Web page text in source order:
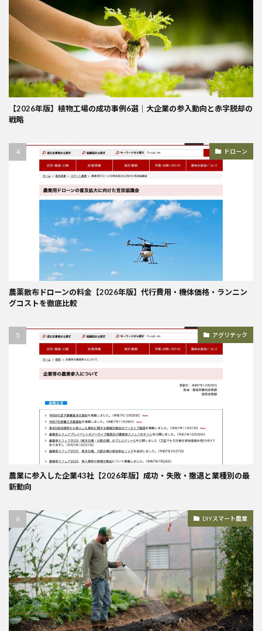
【2026年版】植物工場の成功事例6選｜大企業の参入動向と赤字脱却の
戦略
ドローン
農薬散布ドローンの料金【2026年版】代行費用・機体価格・ランニン
グコストを徹底比較
アグリテック
農業に参入した企業43社【2026年版】成功・失敗・撤退と業種別の最
新動向
DIYスマート農業